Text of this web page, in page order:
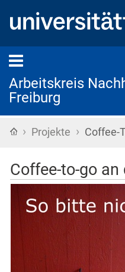
Arbeitskreis
Freiburg
Startseite
› Projekte › Coffee-
Coffee-to-go an